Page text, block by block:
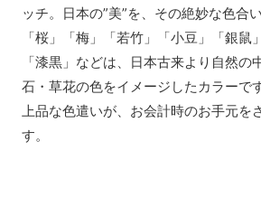
ッチ。日本の”美”を、その絶妙な色合
「桜」「梅」「若竹」「小豆」「銀鼠
「漆黒」などは、日本古来より自然の
石・草花の色をイメージしたカラーで
上品な色遣いが、お会計時のお手元を
す。